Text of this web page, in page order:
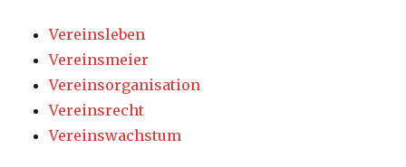
Vereinsleben
Vereinsmeier
Vereinsorganisation
Vereinsrecht
Vereinswachstum